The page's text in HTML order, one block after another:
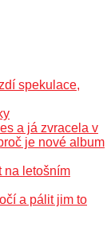
spekulace,
a já zvracela v
je nové album
na letošním
a pálit jim to